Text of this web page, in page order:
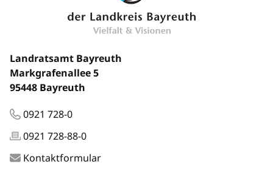
Landratsamt Bayreuth
Markgrafenallee 5
95448 Bayreuth
0921 728-0
0921 728-88-0
Kontaktformular